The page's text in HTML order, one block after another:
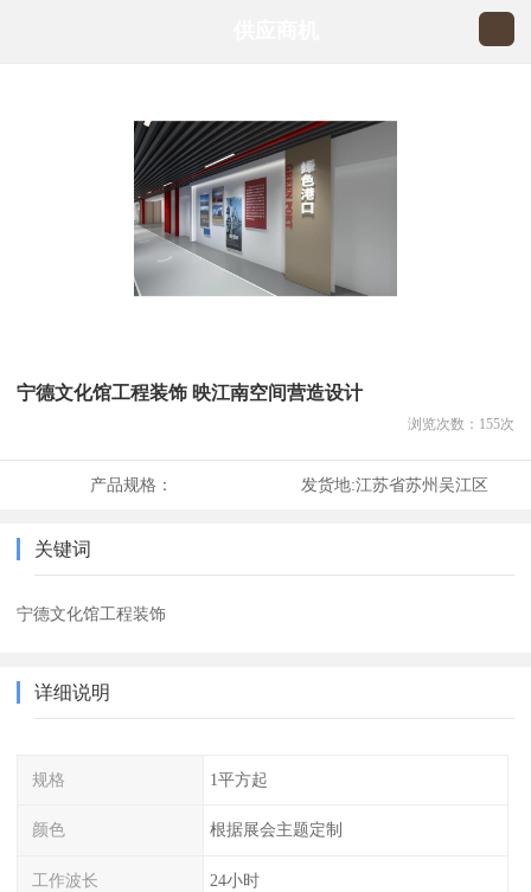
宁德文化馆工程装饰 映江南空间营造设计
浏览次数： 155次
产品规格： 发货地:江苏省苏州吴江区
关键词
宁德文化馆工程装饰
详细说明
规格 1平方起
颜色 根据展会主题定制
工作波长 24小时